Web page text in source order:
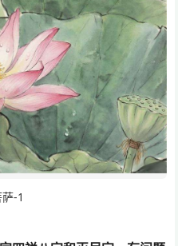
利菩萨-1